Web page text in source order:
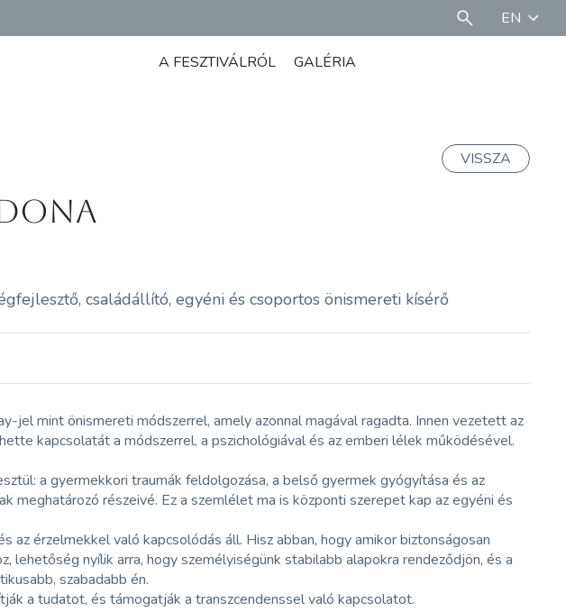
EN
A FESZTIVÁLRÓL GALÉRIA
VISSZA
családállító, egyéni és csoportos önismereti kísérő
mint önismereti módszerrel, amely azonnal magával ragadta. Innen vezetett az
kapcsolatát a módszerrel, a pszichológiával és az emberi lélek működésével.
a gyermekkori traumák feldolgozása, a belső gyermek gyógyítása és az
meghatározó részeivé. Ez a szemlélet ma is központi szerepet kap az egyéni és
az érzelmekkel való kapcsolódás áll. Hisz abban, hogy amikor biztonságosan
lehetőség nyílik arra, hogy személyiségünk stabilabb alapokra rendeződjön, és a
szabadabb én.
a tudatot, és támogatják a transzcendenssel való kapcsolatot.